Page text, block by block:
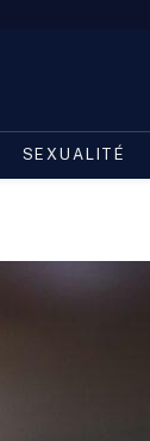
SEXUALITÉ